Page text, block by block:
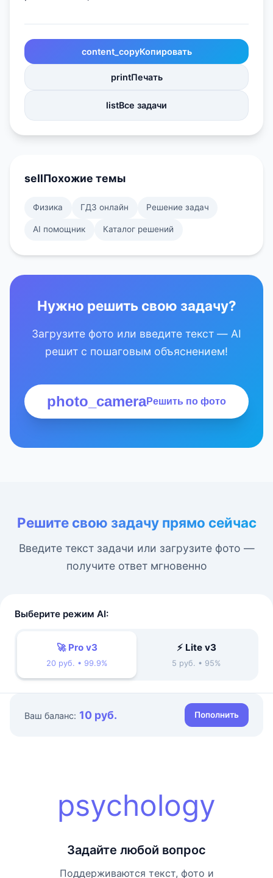
content_copyКопировать
printПечать
listВсе задачи
sellПохожие темы
Физика ГДЗ онлайн Решение задач
AI помощник Каталог решений
Нужно решить свою задачу?
Загрузите фото или введите текст — AI
решит с пошаговым объяснением!
photo_cameraРешить по фото
Решите свою задачу прямо сейчас
Введите текст задачи или загрузите фото —
получите ответ мгновенно
Выберите режим AI:
🚀 Pro v3
20 руб. • 99.9%
⚡ Lite v3
5 руб. • 95%
Ваш баланс: 10 руб. Пополнить
psychology
Задайте любой вопрос
Поддерживаются текст, фото и